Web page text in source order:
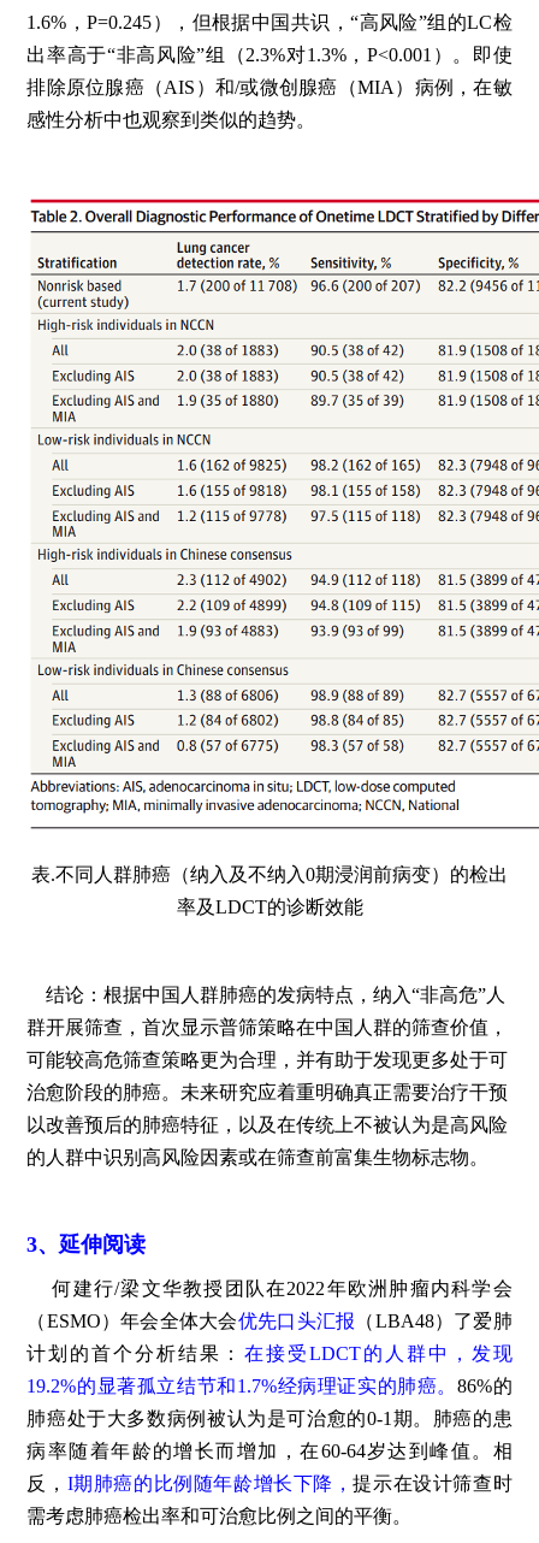
1.6%，P=0.245），但根据中国共识，“高风险”组的LC检
出率高于“非高风险”组（2.3%对1.3%，P<0.001）。即使
排除原位腺癌（AIS）和/或微创腺癌（MIA）病例，在敏
感性分析中也观察到类似的趋势。
表.不同人群肺癌（纳入及不纳入0期浸润前病变）的检出
率及LDCT的诊断效能
结论：根据中国人群肺癌的发病特点，纳入“非高危”人
群开展筛查，首次显示普筛策略在中国人群的筛查价值，
可能较高危筛查策略更为合理，并有助于发现更多处于可
治愈阶段的肺癌。未来研究应着重明确真正需要治疗干预
以改善预后的肺癌特征，以及在传统上不被认为是高风险
的人群中识别高风险因素或在筛查前富集生物标志物。
3、延伸阅读
何建行/梁文华教授团队在2022年欧洲肿瘤内科学会
（ESMO）年会全体大会优先口头汇报 （LBA48）了爱肺
计划的首个分析结果： 在接受LDCT的人群中，发现
19.2%的显著孤立结节和1.7%经病理证实的肺癌。 86%的
肺癌处于大多数病例被认为是可治愈的0-1期。肺癌的患
病率随着年龄的增长而增加，在60-64岁达到峰值。相
反， I期肺癌的比例随年龄增长下降，提示在设计筛查时
需考虑肺癌检出率和可治愈比例之间的平衡。